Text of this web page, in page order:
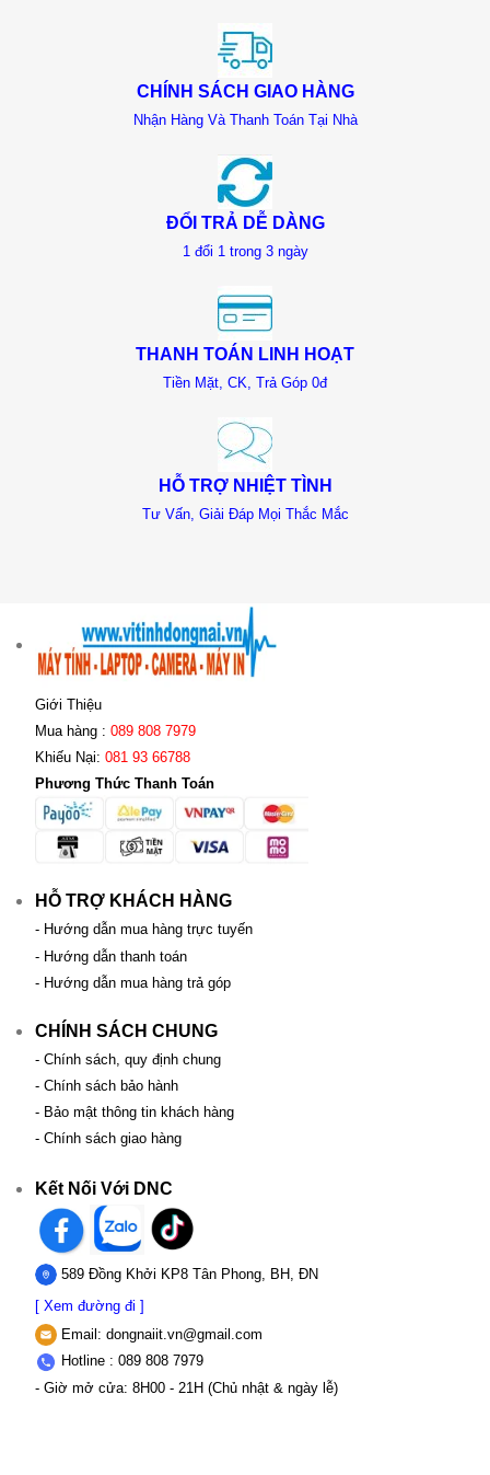
CHÍNH SÁCH GIAO HÀNG
Nhận Hàng Và Thanh Toán Tại Nhà
ĐỔI TRẢ DỄ DÀNG
1 đổi 1 trong 3 ngày
THANH TOÁN LINH HOẠT
Tiền Mặt, CK, Trả Góp 0đ
HỖ TRỢ NHIỆT TÌNH
Tư Vấn, Giải Đáp Mọi Thắc Mắc
Giới Thiệu
Mua hàng : 089 808 7979
Khiếu Nại: 081 93 66788
Phương Thức Thanh Toán
HỖ TRỢ KHÁCH HÀNG
- Hướng dẫn mua hàng trực tuyến
- Hướng dẫn thanh toán
- Hướng dẫn mua hàng trả góp
CHÍNH SÁCH CHUNG
- Chính sách, quy định chung
- Chính sách bảo hành
- Bảo mật thông tin khách hàng
- Chính sách giao hàng
Kết Nối Với DNC
589 Đồng Khởi KP8 Tân Phong, BH, ĐN
[ Xem đường đi ]
Email: dongnaiit.vn@gmail.com
Hotline : 089 808 7979
- Giờ mở cửa: 8H00 - 21H (Chủ nhật & ngày lễ)